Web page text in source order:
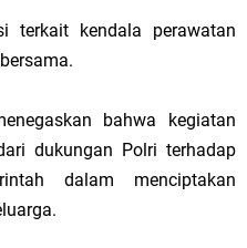
terkait kendala perawatan
bahwa kegiatan
dukungan Polri terhadap
dalam menciptakan